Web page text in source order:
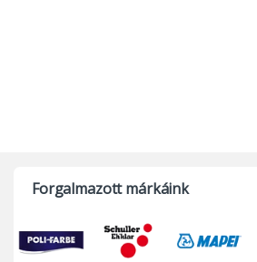
Forgalmazott márkáink